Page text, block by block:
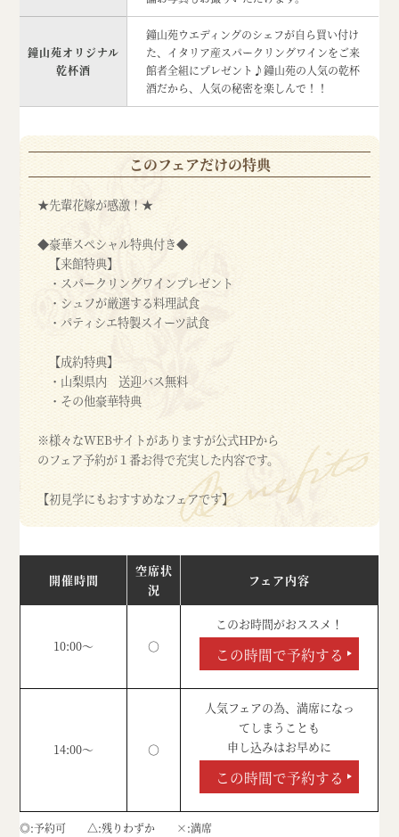
鐘山苑オリジナル
乾杯酒
鐘山苑ウエディングのシェフが自ら買い付け
た、イタリア産スパークリングワインをご来
館者全組にプレゼント♪鐘山苑の人気の乾杯
酒だから、人気の秘密を楽しんで！！
このフェアだけの特典
★先輩花嫁が感激！★
◆豪華スペシャル特典付き◆
【来館特典】
・スパークリングワインプレゼント
・シュフが厳選する料理試食
・パティシエ特製スイーツ試食
【成約特典】
・山梨県内 送迎バス無料
・その他豪華特典
※様々なWEBサイトがありますが公式HPから
のフェア予約が１番お得で充実した内容です。
【初見学にもおすすめなフェアです】
開催時間
空席状
況
フェア内容
10:00～ ○
このお時間がおススメ！
この時間で予約する
14:00～ ○
人気フェアの為、満席になっ
てしまうことも
申し込みはお早めに
この時間で予約する
◎ 予約可 △ 残りわずか × 満席